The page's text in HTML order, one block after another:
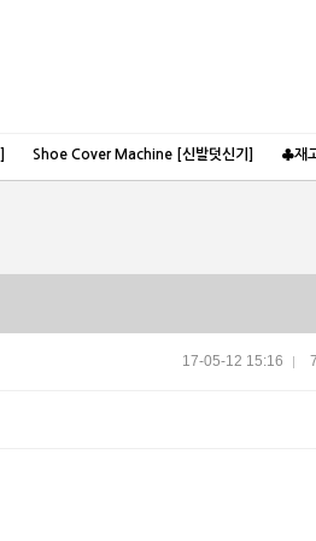
Shoe Cover Machine [신발덧신기] ♣재
17-05-12 15:16